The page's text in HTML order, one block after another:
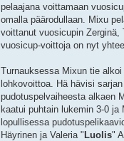
pelaajana voittamaan
omalla päärodullaan. Mixu
voittanut vuosicupin Zerginä,
vuosicup-voittoja on nyt
Turnauksessa Mixun tie
lohkovoittoa. Hä hävisi
pudotuspelvaiheesta alkaen
kaatui puhtain lukemin 3-0 ja
lopullisessa
Häyrinen ja Valeria "Luolis"